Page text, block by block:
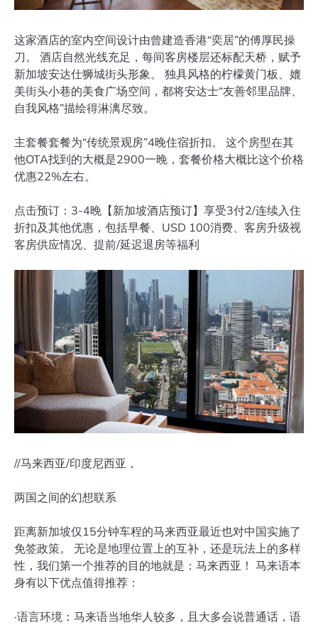
这家酒店的室内空间设计由曾建造香港“奕居”的傅厚民操
刀。 酒店自然光线充足，每间客房楼层还标配天桥，赋予
新加坡安达仕狮城街头形象。 独具风格的柠檬黄门板、媲
美街头小巷的美食广场空间，都将安达士“友善邻里品牌、
自我风格”描绘得淋漓尽致。
主套餐套餐为“传统景观房”4晚住宿折扣。 这个房型在其
他OTA找到的大概是2900一晚，套餐价格大概比这个价格
优惠22%左右。
点击预订：3-4晚【新加坡酒店预订】享受3付2/连续入住
折扣及其他优惠，包括早餐、USD 100消费、客房升级视
客房供应情况、提前/延迟退房等福利
//马来西亚/印度尼西亚，
两国之间的幻想联系
距离新加坡仅15分钟车程的马来西亚最近也对中国实施了
免签政策。 无论是地理位置上的互补，还是玩法上的多样
性，我们第一个推荐的目的地就是：马来西亚！ 马来语本
身有以下优点值得推荐：
·语言环境：马来语当地华人较多，且大多会说普通话，语